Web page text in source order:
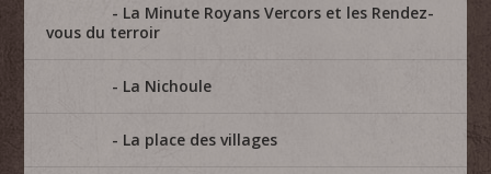
La Minute Royans Vercors et les Rendez-
vous du terroir
La Nichoule
La place des villages